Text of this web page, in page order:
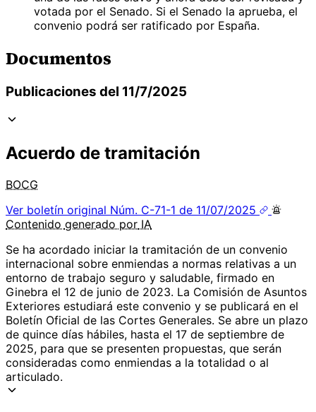
votada por el Senado. Si el Senado la aprueba, el
convenio podrá ser ratificado por España.
Documentos
Publicaciones del 11/7/2025
Acuerdo de tramitación
BOCG
Ver boletín original Núm. C-71-1 de 11/07/2025
Contenido generado por IA
Se ha acordado iniciar la tramitación de un convenio
internacional sobre enmiendas a normas relativas a un
entorno de trabajo seguro y saludable, firmado en
Ginebra el 12 de junio de 2023. La Comisión de Asuntos
Exteriores estudiará este convenio y se publicará en el
Boletín Oficial de las Cortes Generales. Se abre un plazo
de quince días hábiles, hasta el 17 de septiembre de
2025, para que se presenten propuestas, que serán
consideradas como enmiendas a la totalidad o al
articulado.